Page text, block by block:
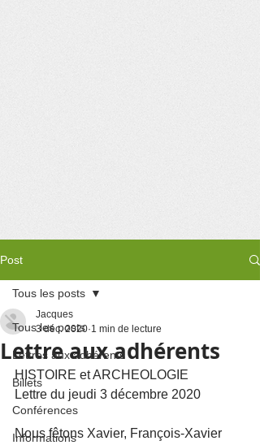
Post
Tous les posts
Lettres aux adhérents
Billets
Conférences
Informations
Tous les posts
Lettre aux adhérents
Jacques
3 déc. 2020 1 min de lecture
HISTOIRE et ARCHEOLOGIE
Lettre du jeudi 3 décembre 2020
Nous fêtons Xavier, François-Xavier